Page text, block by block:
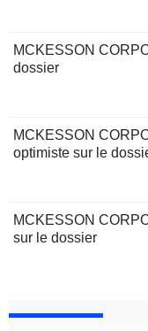
MCKESSON
dossier
MCKESSON
optimiste sur le
MCKESSON
sur le dossier